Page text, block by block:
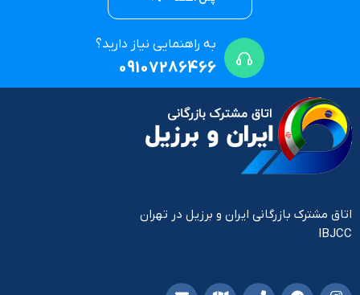
به راهنمایی نیاز دارید؟
09107286466
اتاق مشترک بازرگانی ایران و برزیل در تهران
IBJCC